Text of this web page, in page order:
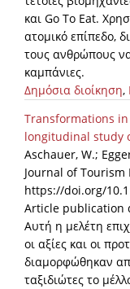
Publications for
Informational
News &
News
Events
Press Centre
"Innovation,
Contact
και Go To Eat.
ατομικό επίπεδο,
τους ανθρώπους
καμπάνιες.
Δημόσια διοίκηση,
Transformations in
longitudinal study
Aschauer, W.;
Journal of Tourism
https://doi.org/
Article publication
Αυτή η μελέτη
οι αξίες και οι
διαμορφώθηκαν
ταξιδιώτες το